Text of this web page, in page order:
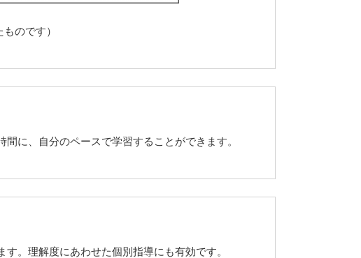
のです）
に、自分のペースで学習することができます。
。理解度にあわせた個別指導にも有効です。